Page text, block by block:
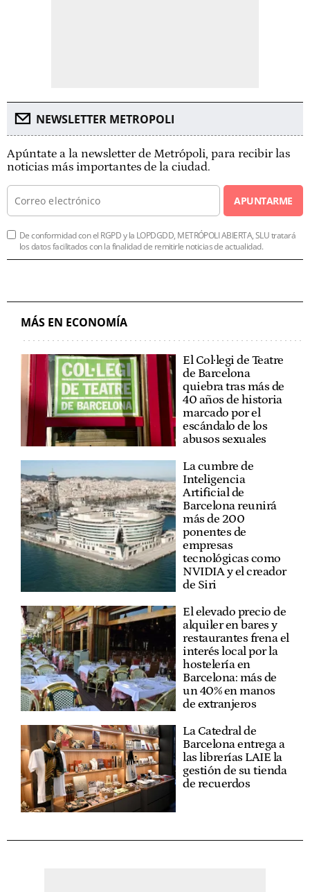
NEWSLETTER METROPOLI
Apúntate a la newsletter de Metrópoli, para recibir las
noticias más importantes de la ciudad.
APUNTARME
De conformidad con el RGPD y la LOPDGDD, METRÓPOLI ABIERTA, SLU tratará
los datos facilitados con la finalidad de remitirle noticias de actualidad.
MÁS EN ECONOMÍA
El Col·legi de Teatre
de Barcelona
quiebra tras más de
40 años de historia
marcado por el
escándalo de los
abusos sexuales
La cumbre de
Inteligencia
Artificial de
Barcelona reunirá
más de 200
ponentes de
empresas
tecnológicas como
NVIDIA y el creador
de Siri
El elevado precio de
alquiler en bares y
restaurantes frena el
interés local por la
hostelería en
Barcelona: más de
un 40% en manos
de extranjeros
La Catedral de
Barcelona entrega a
las librerías LAIE la
gestión de su tienda
de recuerdos